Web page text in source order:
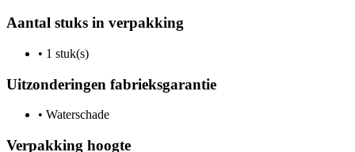
Aantal stuks in verpakking
• 1 stuk(s)
Uitzonderingen fabrieksgarantie
• Waterschade
Verpakking hoogte